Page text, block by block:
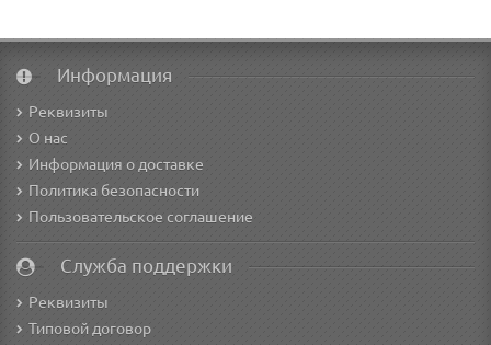
Информация
Реквизиты
О нас
Информация о доставке
Политика безопасности
Пользовательское соглашение
Служба поддержки
Реквизиты
Типовой договор